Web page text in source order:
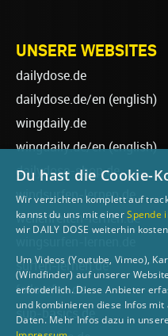
UNSERE WEBSITES
dailydose.de
dailydose.de/en (english)
wingdaily.de
wingdaily.de/en(english)
dailydose-shop.de
windsurfen-lernen.de
wellenreiten-lernen.de
surfen-lernen.de
foilsurfen.de
sup-basics.de
Du hast die Cookie-
Wir verzichten komplett auf
kannst du uns mit einerSpende
wir DAILY DOSE weiterhin
Um Videos (Youtube, Vimeo),
(Windfinder) auf unserer
erforderlich. Diese Anbieter
und kombinieren diese Infos
Daten. Mehr Infos dazu in